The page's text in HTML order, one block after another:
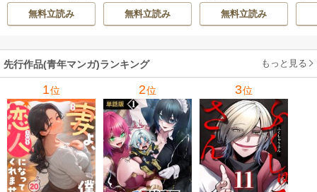
たので、外れスキ
ル【テイム】を駆
してみた
可也
無料立読み
無料立読み
フは不要と勇者パ
ーティーを追い出
魔王軍の最高幹部
に迎えられる～
ル／SBクリエイテ
ィブ刊）/蚕堂j1
六/ユウヒ
無料立読み
先行作品(青年マンガ)ランキング もっと見る
1位 2位 3位